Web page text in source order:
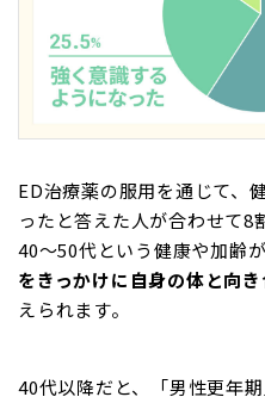
ED治療薬の服用を通じて、
ったと答えた人が合わせて8
40～50代という健康や加齢
をきっかけに自身の体と向
えられます。
40代以降だと、「男性更年